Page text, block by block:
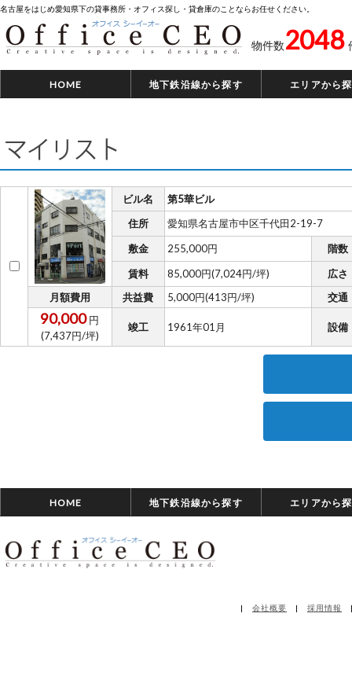
名古屋をはじめ愛知県下の貸事務所・オフィス探し・貸倉庫のことならお任せください。
マイリスト
ビル名
第5華ビル
住所
愛知県名古屋市中区千代田2-19-7
敷金
255,000円
階数
賃料
85,000円(7,024円/坪)
広さ
月額費用
共益費 5,000円(413円/坪) 交通
90,000円
(7,437円/坪)
竣工 1961年01月 設備
物件数2048
HOME 地下鉄沿線から探す エリアから
HOME 地下鉄沿線から探す エリアから
| 会社概要 | 採用情報